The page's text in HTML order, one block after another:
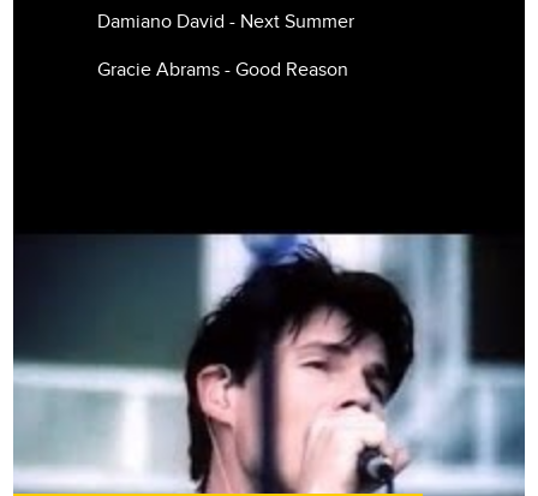
Damiano David - Next Summer
Gracie Abrams - Good Reason